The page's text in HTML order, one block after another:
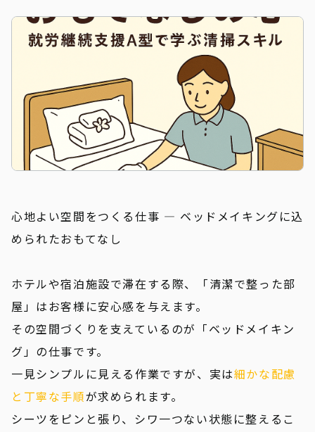
お知らせ
心地よい空間をつくる仕事 ― ベッドメイキングに込
められたおもてなし
ホテルや宿泊施設で滞在する際、「清潔で整った部
屋」はお客様に安心感を与えます。
その空間づくりを支えているのが「ベッドメイキン
グ」の仕事です。
一見シンプルに見える作業ですが、実は細かな配慮
と丁寧な手順が求められます。
シーツをピンと張り、シワ一つない状態に整えるこ